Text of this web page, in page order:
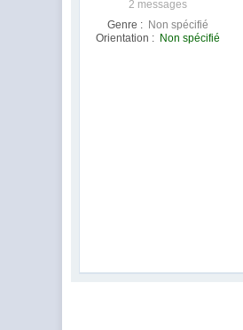
2 messages
Genre : Non spécifié
Orientation : Non spécifié